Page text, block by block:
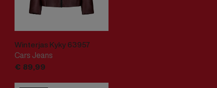
Winterjas Kyky 63957
Cars Jeans
€ 89,99